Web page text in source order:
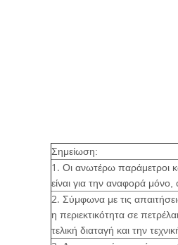
Σημείωση:
1. Οι ανωτέρω παράμετροι
είναι για την αναφορά
2. Σύμφωνα με τις
η περιεκτικότητα σε
τελική διαταγή και την